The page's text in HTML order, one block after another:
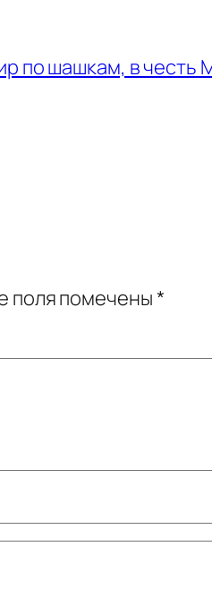
по шашкам, в честь
поля помечены*